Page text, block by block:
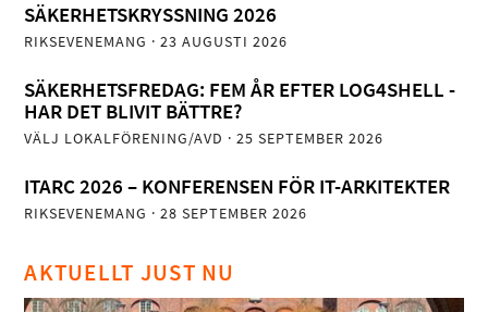
SÄKERHETSKRYSSNING 2026
RIKSEVENEMANG · 23 AUGUSTI 2026
SÄKERHETSFREDAG: FEM ÅR EFTER LOG4SHELL -
HAR DET BLIVIT BÄTTRE?
VÄLJ LOKALFÖRENING/AVD · 25 SEPTEMBER 2026
ITARC 2026 – KONFERENSEN FÖR IT-ARKITEKTER
RIKSEVENEMANG · 28 SEPTEMBER 2026
AKTUELLT JUST NU